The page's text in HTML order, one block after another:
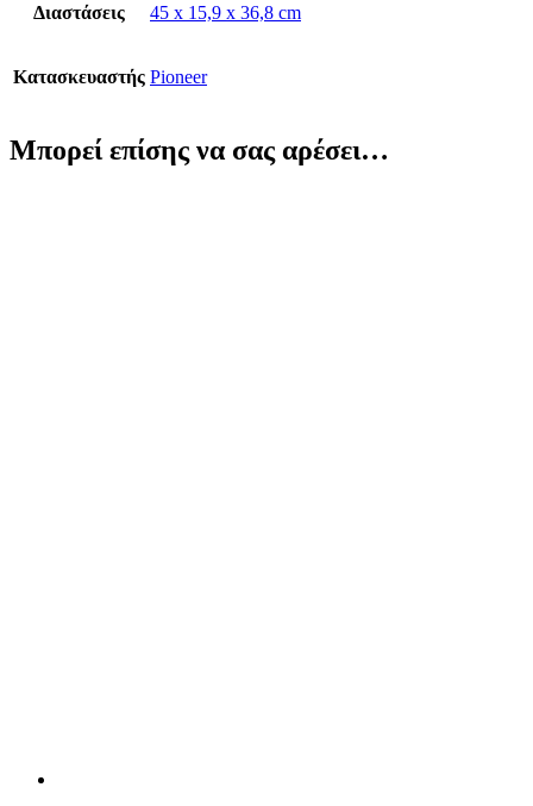
Διαστάσεις 45 x 15,9 x 36,8 cm
Κατασκευαστής Pioneer
Μπορεί επίσης να σας αρέσει…